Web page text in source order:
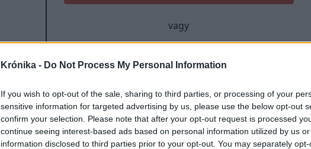
Krónika - Do Not Process My Personal Information
If you wish to opt-out of the sale, sharing to third parties, or processing of your
sensitive information for targeted advertising by us, please use the below opt-out
confirm your selection. Please note that after your opt-out request is processed
continue seeing interest-based ads based on personal information utilized by us
information disclosed to third parties prior to your opt-out. You may separately
vagy
Jelszó